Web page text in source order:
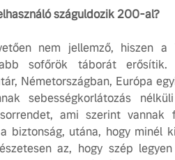
száguldozik 200-al?
nem jellemző, hiszen
sofőrök táborát
Németországban, Európa
sebességkorlátozás
ami szerint vannak
biztonság, utána, hogy minél
az, hogy szép